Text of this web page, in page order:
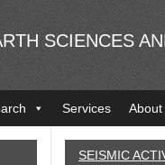
SCIENCES
Services About
SEISMIC